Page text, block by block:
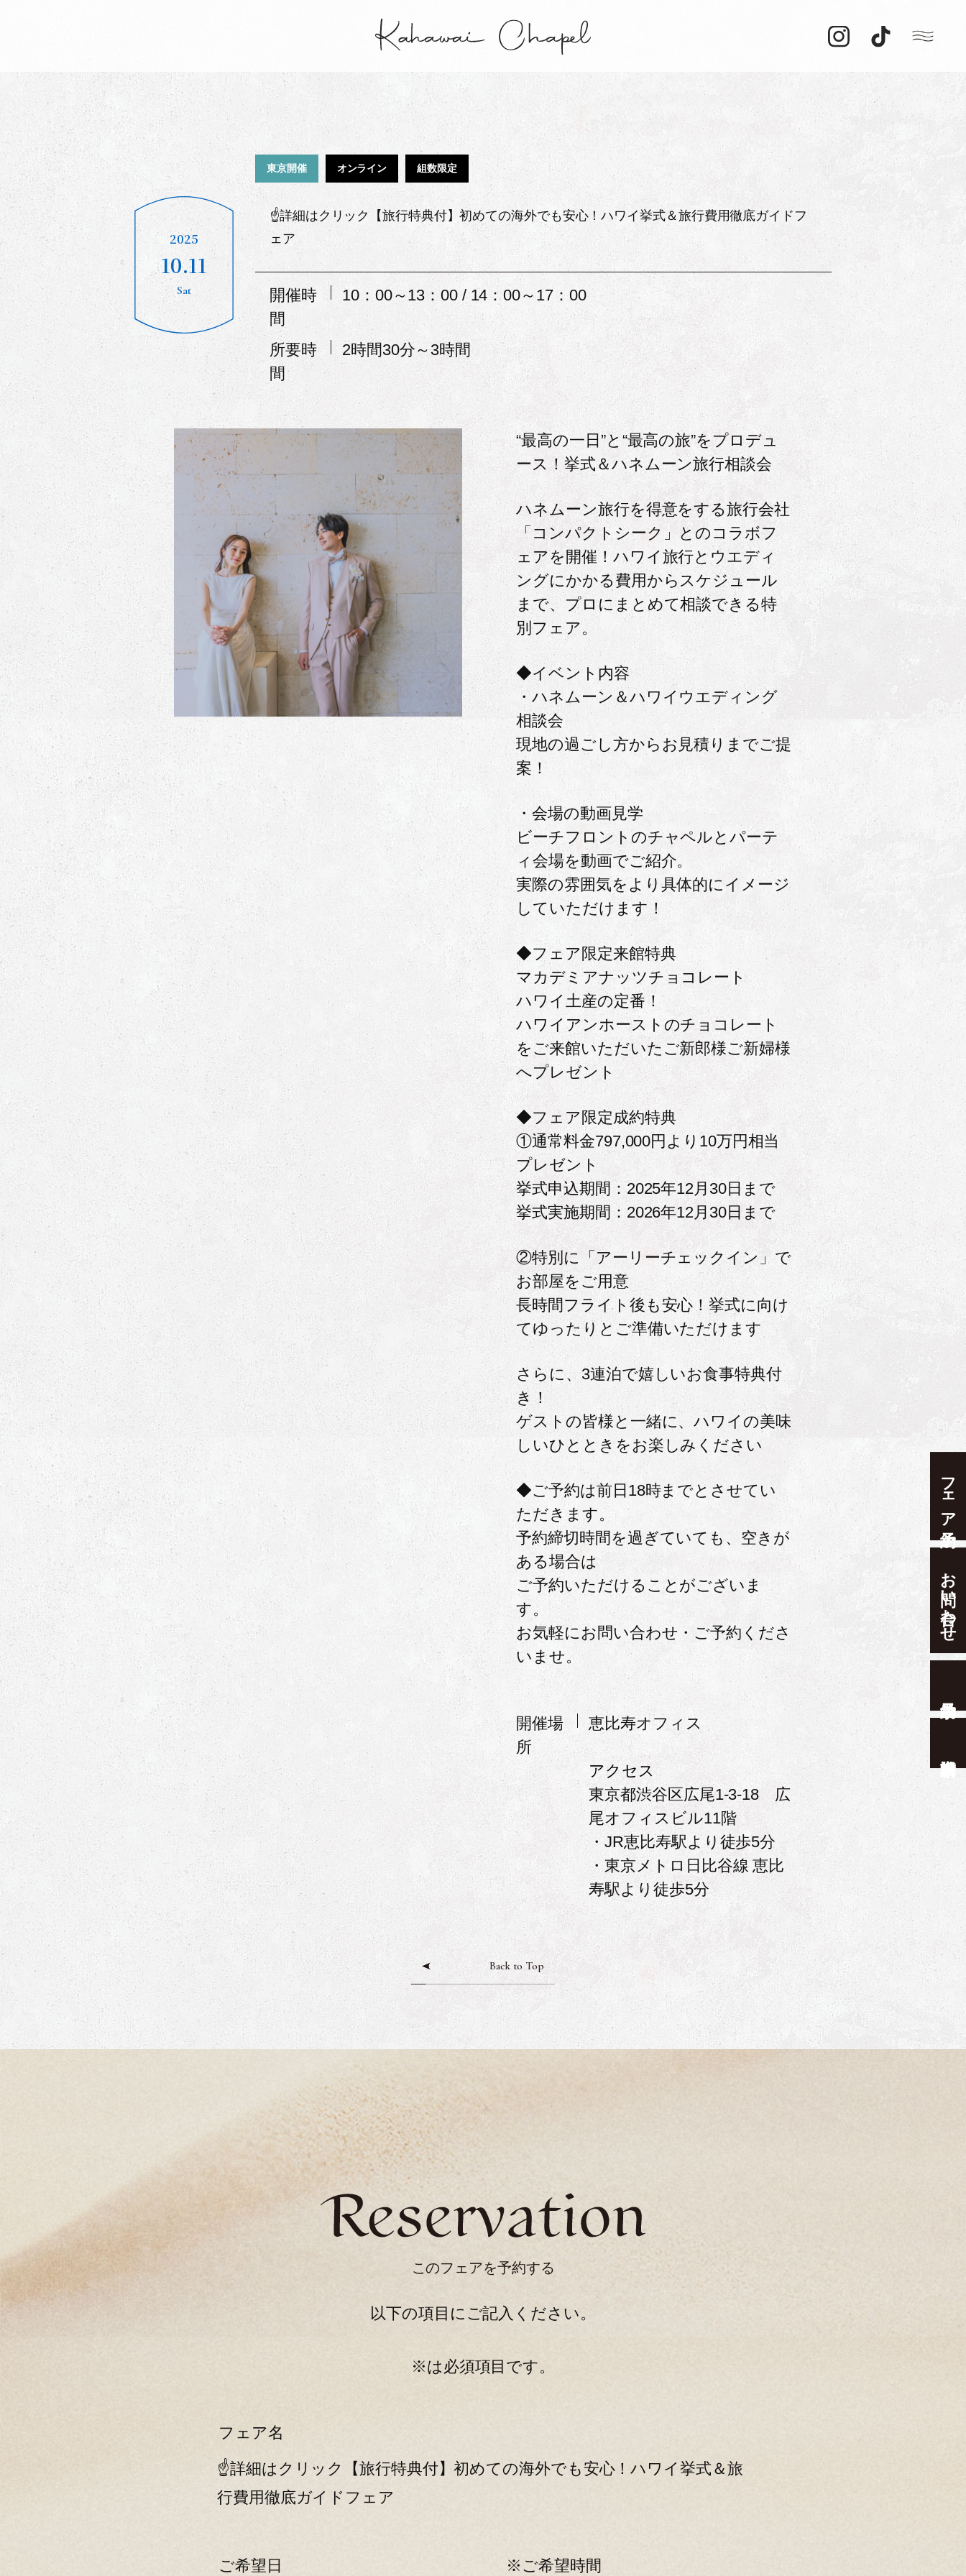
フェア予約
お問い合わせ
2025
10.11
Sat
東京開催 オンライン 組数限定
☝詳細はクリック【旅行特典付】初めての海外でも安心！ハワイ挙式＆旅行費用徹底ガイドフ
ェア
開催時
間
10：00～13：00 / 14：00～17：00
所要時
間
2時間30分～3時間
“最高の一日”と“最高の旅”をプロデュ
ース！挙式＆ハネムーン旅行相談会
ハネムーン旅行を得意をする旅行会社
「コンパクトシーク」とのコラボフ
ェアを開催！ハワイ旅行とウエディ
ングにかかる費用からスケジュール
まで、プロにまとめて相談できる特
別フェア。
◆イベント内容
・ハネムーン＆ハワイウエディング
相談会
現地の過ごし方からお見積りまでご提
案！
・会場の動画見学
ビーチフロントのチャペルとパーテ
ィ会場を動画でご紹介。
実際の雰囲気をより具体的にイメージ
していただけます！
◆フェア限定来館特典
マカデミアナッツチョコレート
ハワイ土産の定番！
ハワイアンホーストのチョコレート
をご来館いただいたご新郎様ご新婦様
へプレゼント
◆フェア限定成約特典
①通常料金797,000円より10万円相当
プレゼント
挙式申込期間：2025年12月30日まで
挙式実施期間：2026年12月30日まで
②特別に「アーリーチェックイン」で
お部屋をご用意
長時間フライト後も安心！挙式に向け
てゆったりとご準備いただけます
さらに、3連泊で嬉しいお食事特典付
き！
ゲストの皆様と一緒に、ハワイの美味
しいひとときをお楽しみください
◆ご予約は前日18時までとさせてい
ただきます。
予約締切時間を過ぎていても、空きが
ある場合は
ご予約いただけることがございま
す。
お気軽にお問い合わせ・ご予約くださ
いませ。
開催場
所
恵比寿オフィス
アクセス
東京都渋谷区広尾1-3-18 広
尾オフィスビル11階
・JR恵比寿駅より徒歩5分
・東京メトロ日比谷線 恵比
寿駅より徒歩5分
Back to Top
このフェアを予約する
以下の項目にご記入ください。
※は必須項目です。
フェア名
☝詳細はクリック【旅行特典付】初めての海外でも安心！ハワイ挙式＆旅
行費用徹底ガイドフェア
ご希望日 ※ご希望時間